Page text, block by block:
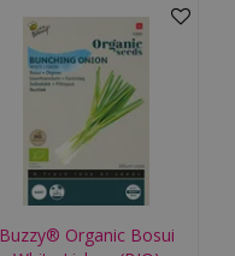
Buzzy® Organic Bosui